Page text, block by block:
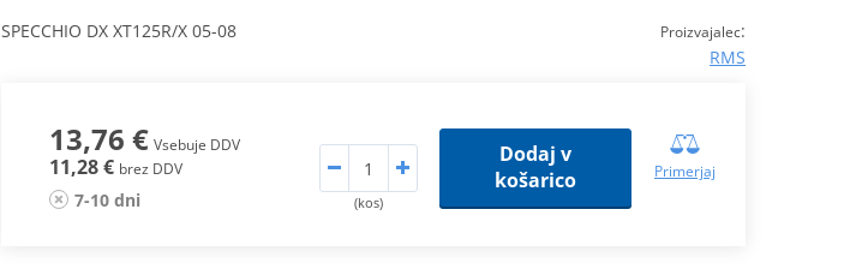
Proizvajalec:
RMS
SPECCHIO DX XT125R/X 05-08
13,76 € Vsebuje DDV
11,28 € brez DDV
7-10 dni (kos)
Dodaj v
košarico
Primerjaj